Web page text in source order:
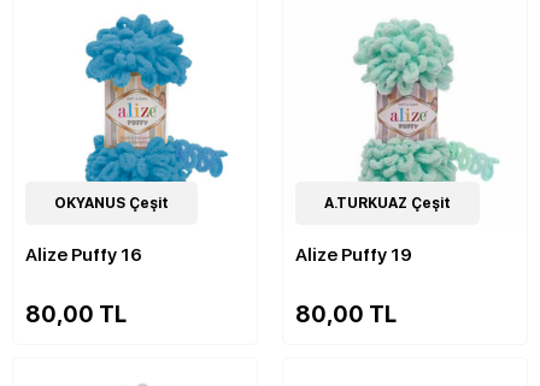
89Çeşit
OKYANUS Çeşit
Alize Puffy 16
80,00 TL
90Çeşit
A.TURKUAZ Çeşit
Alize Puffy 19
80,00 TL